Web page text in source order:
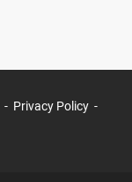
Privacy Policy